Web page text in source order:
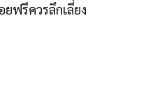
ฟรีควรลึกเลี่ยง